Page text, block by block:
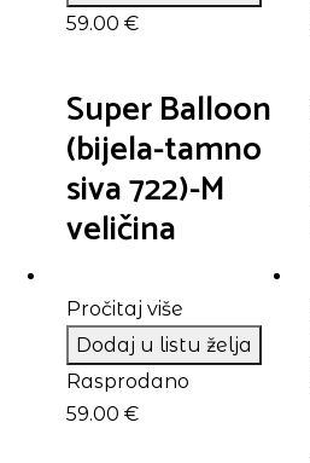
59.00 €
Super Balloon
(bijela-tamno
siva 722)-M
veličina
Pročitaj više
Dodaj u listu želja
Rasprodano
59.00 €